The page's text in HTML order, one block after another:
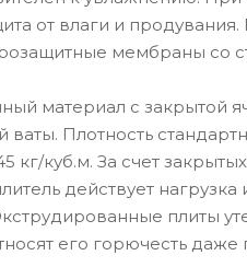
от влаги и
мембраны со
материал с закрытой
Плотность
куб.м. За счет
действует
плиты
его горючесть даже